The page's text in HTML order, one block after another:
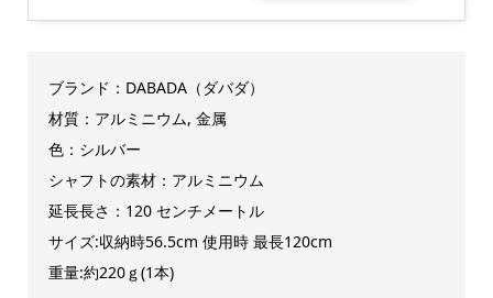
ブランド：DABADA（ダバダ）
材質：アルミニウム, 金属
色：シルバー
シャフトの素材：アルミニウム
延長長さ：120 センチメートル
サイズ:収納時56.5cm 使用時 最長120cm
重量:約220ｇ(1本)